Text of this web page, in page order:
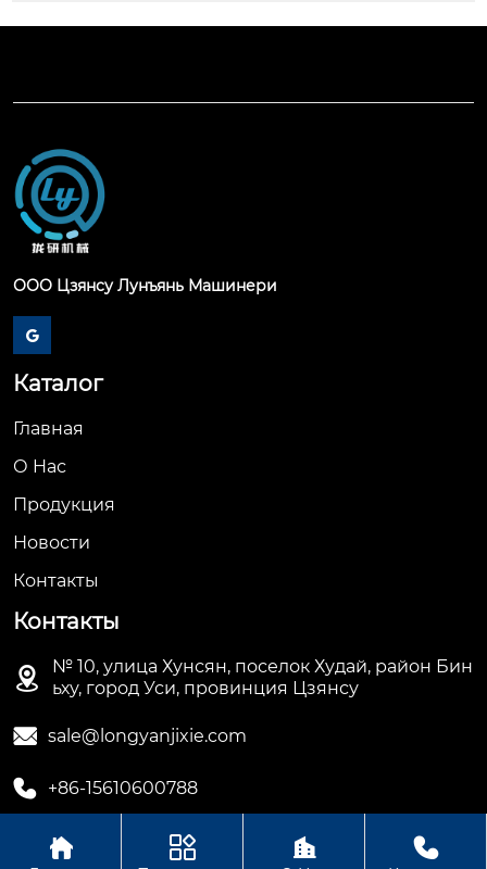
ООО Цзянсу Лунъянь Машинери

Каталог
Главная
О Hас
Продукция
Новости
Контакты
Контакты

№ 10, улица Хунсян, поселок Худай, район Бин
ьху, город Уси, провинция Цзянсу
 sale@longyanjixie.com
 +86-15610600788
   